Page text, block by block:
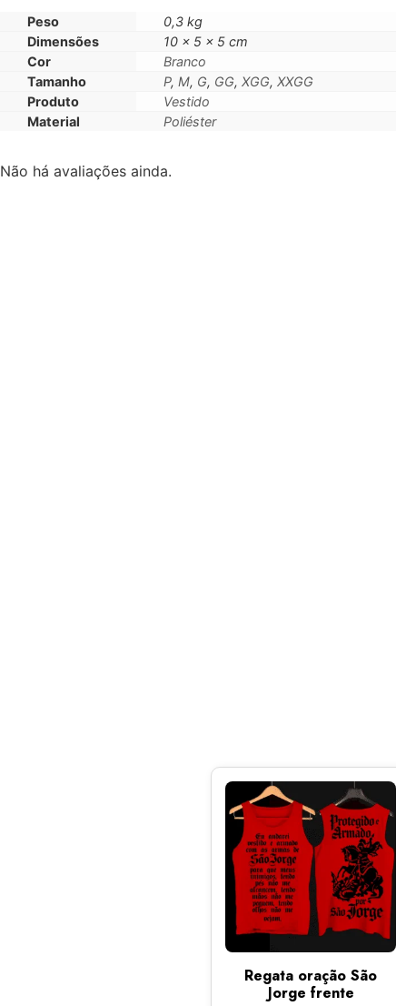
Peso
0,3 kg
Dimensões
10 × 5 × 5 cm
Cor
Branco
Tamanho
P, M, G, GG, XGG, XXGG
Produto
Vestido
Material
Poliéster
Não há avaliações ainda.
Regata oração São
Jorge frente